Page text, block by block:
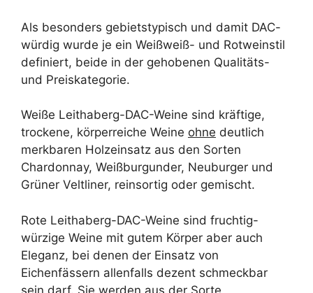
Als besonders gebietstypisch und damit DAC-
würdig wurde je ein Weißweiß- und Rotweinstil
definiert, beide in der gehobenen Qualitäts-
und Preiskategorie.
Weiße Leithaberg-DAC-Weine sind kräftige,
trockene, körperreiche Weine ohne deutlich
merkbaren Holzeinsatz aus den Sorten
Chardonnay, Weißburgunder, Neuburger und
Grüner Veltliner, reinsortig oder gemischt.
Rote Leithaberg-DAC-Weine sind fruchtig-
würzige Weine mit gutem Körper aber auch
Eleganz, bei denen der Einsatz von
Eichenfässern allenfalls dezent schmeckbar
sein darf. Sie werden aus der Sorte